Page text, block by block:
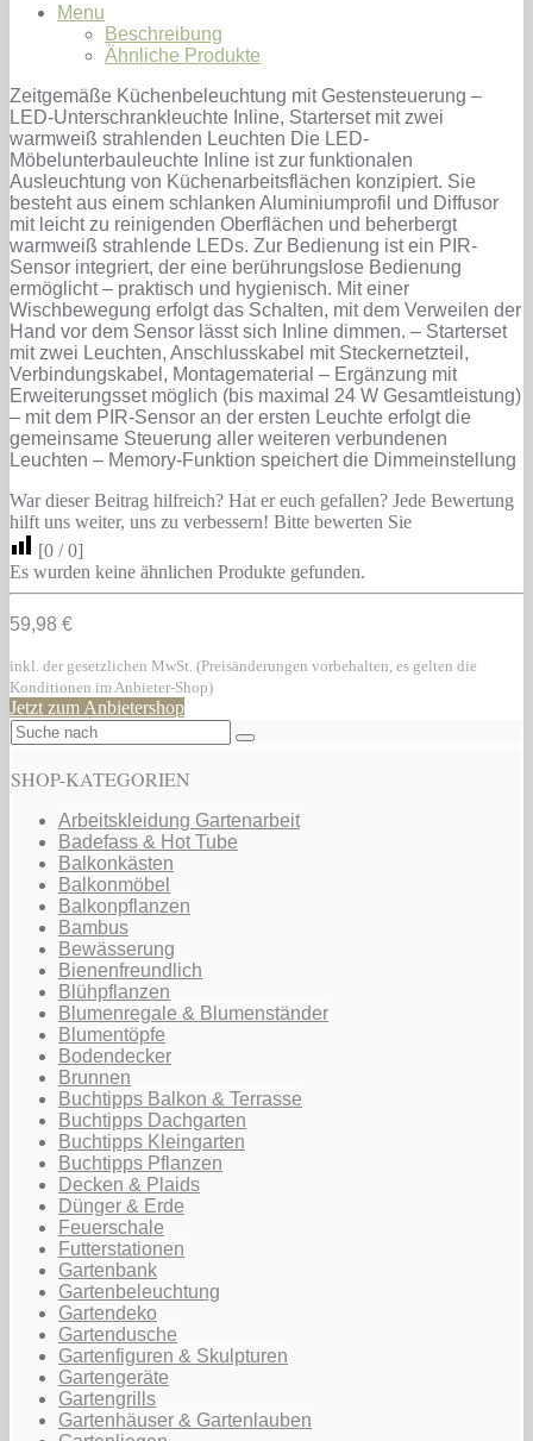
Menu
Beschreibung
Ähnliche Produkte
Zeitgemäße Küchenbeleuchtung mit Gestensteuerung –
LED-Unterschrankleuchte Inline, Starterset mit zwei
warmweiß strahlenden Leuchten Die LED-
Möbelunterbauleuchte Inline ist zur funktionalen
Ausleuchtung von Küchenarbeitsflächen konzipiert. Sie
besteht aus einem schlanken Aluminiumprofil und Diffusor
mit leicht zu reinigenden Oberflächen und beherbergt
warmweiß strahlende LEDs. Zur Bedienung ist ein PIR-
Sensor integriert, der eine berührungslose Bedienung
ermöglicht – praktisch und hygienisch. Mit einer
Wischbewegung erfolgt das Schalten, mit dem Verweilen der
Hand vor dem Sensor lässt sich Inline dimmen. – Starterset
mit zwei Leuchten, Anschlusskabel mit Steckernetzteil,
Verbindungskabel, Montagematerial – Ergänzung mit
Erweiterungsset möglich (bis maximal 24 W Gesamtleistung)
– mit dem PIR-Sensor an der ersten Leuchte erfolgt die
gemeinsame Steuerung aller weiteren verbundenen
Leuchten – Memory-Funktion speichert die Dimmeinstellung
War dieser Beitrag hilfreich? Hat er euch gefallen? Jede Bewertung
hilft uns weiter, uns zu verbessern! Bitte bewerten Sie
[0 /0]
Es wurden keine ähnlichen Produkte gefunden.
59,98 €
inkl. der gesetzlichen MwSt. (Preisänderungen vorbehalten, es gelten die
Konditionen im Anbieter-Shop)
Jetzt zum Anbietershop
SHOP-KATEGORIEN
Arbeitskleidung Gartenarbeit
Badefass & Hot Tube
Balkonkästen
Balkonmöbel
Balkonpflanzen
Bambus
Bewässerung
Bienenfreundlich
Blühpflanzen
Blumenregale & Blumenständer
Blumentöpfe
Bodendecker
Brunnen
Buchtipps Balkon & Terrasse
Buchtipps Dachgarten
Buchtipps Kleingarten
Buchtipps Pflanzen
Decken & Plaids
Dünger & Erde
Feuerschale
Futterstationen
Gartenbank
Gartenbeleuchtung
Gartendeko
Gartendusche
Gartenfiguren & Skulpturen
Gartengeräte
Gartengrills
Gartenhäuser & Gartenlauben